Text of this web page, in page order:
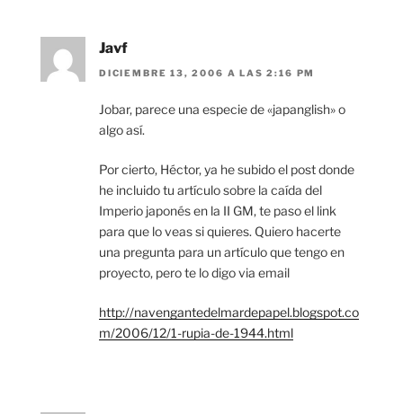
Javf
DICIEMBRE 13, 2006 A LAS 2:16 PM
Jobar, parece una especie de «japanglish» o
algo así.
Por cierto, Héctor, ya he subido el post donde
he incluido tu artículo sobre la caída del
Imperio japonés en la II GM, te paso el link
para que lo veas si quieres. Quiero hacerte
una pregunta para un artículo que tengo en
proyecto, pero te lo digo via email
http://navengantedelmardepapel.blogspot.co
m/2006/12/1-rupia-de-1944.html